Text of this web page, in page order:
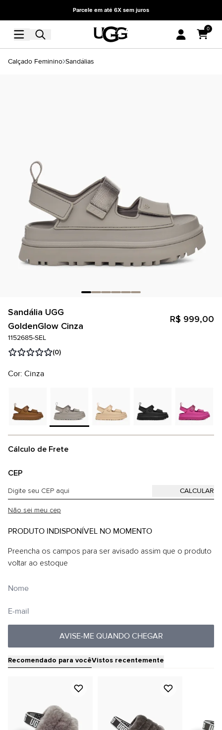
Parcele em até 6X sem juros
0
Calçado Feminino Sandálias
Sandália UGG
GoldenGlow Cinza
R$ 999,00
1152685-SEL
(0)
Cor: Cinza
Cálculo de Frete
CEP
Não sei meu cep
PRODUTO INDISPONÍVEL NO MOMENTO
Preencha os campos para ser avisado assim que o produto
voltar ao estoque
AVISE-ME QUANDO CHEGAR
Recomendado para vocêVistos recentemente